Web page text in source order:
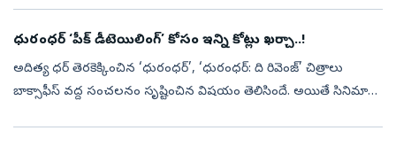
ధురంధర్‌ ‘పీక్ డీటెయిలింగ్’ కోసం ఇన్ని కోట్లు ఖర్చా..!
అదిత్య ధర్ తెరకెక్కించిన ‘ధురంధర్’, ‘ధురంధర్: ది రివెంజ్’ చిత్రాలు
బాక్సాఫీస్‌ వద్ద సంచలనం సృష్టించిన విషయం తెలిసిందే. అయితే సినిమాల